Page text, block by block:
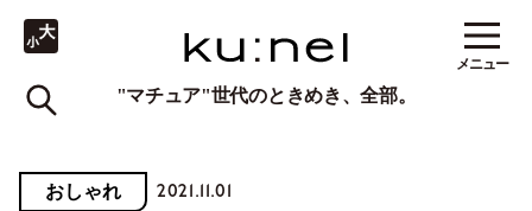
"マチュア"世代のときめき、全部。
メニュー
おしゃれ 2021.11.01